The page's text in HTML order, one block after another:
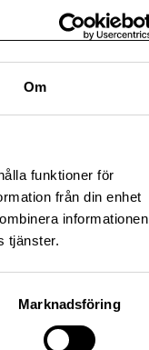
Om
funktioner för
från din enhet
informationen
tjänster.
Marknadsföring